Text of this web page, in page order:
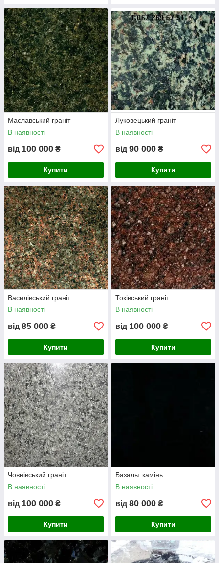
Маславський граніт
В наявності
від 100 000 ₴
Купити
Луковецький граніт
В наявності
від 90 000 ₴
Купити
Василівський граніт
В наявності
від 85 000 ₴
Купити
Токівський граніт
В наявності
від 100 000 ₴
Купити
Човнівський граніт
В наявності
від 100 000 ₴
Купити
Базальт камінь
В наявності
від 80 000 ₴
Купити